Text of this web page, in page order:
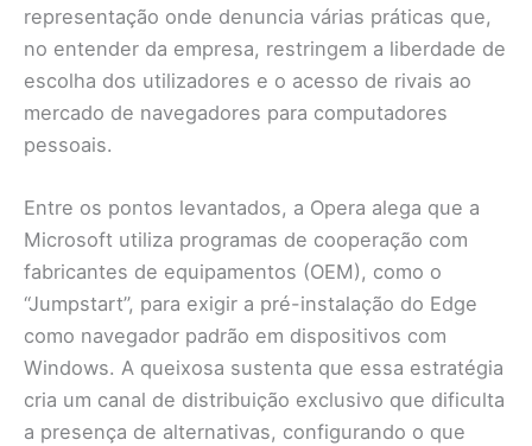
representação onde denuncia várias práticas que,
no entender da empresa, restringem a liberdade de
escolha dos utilizadores e o acesso de rivais ao
mercado de navegadores para computadores
pessoais.
Entre os pontos levantados, a Opera alega que a
Microsoft utiliza programas de cooperação com
fabricantes de equipamentos (OEM), como o
“Jumpstart”, para exigir a pré-instalação do Edge
como navegador padrão em dispositivos com
Windows. A queixosa sustenta que essa estratégia
cria um canal de distribuição exclusivo que dificulta
a presença de alternativas, configurando o que